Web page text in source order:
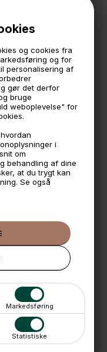
og cookies fra
og for
personalisering af
gør det derfor
bruge
weboplevelse" for
i
om
behandling af dine
at du trygt kan
Se også
Markedsføring
Statistiske
låg)
plast. Det
af ISCC-
på lager
med GLS